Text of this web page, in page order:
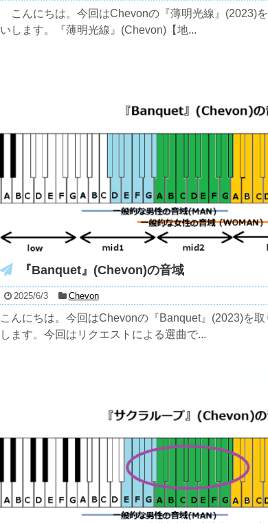
こんにちは。今回はChevonの『薄明光線』(2023)
いします。『薄明光線』(Chevon)【地...
『Banquet』(Chevon)の音域
2025/6/3 Chevon
こんにちは。今回はChevonの『Banquet』(2023)を
します。今回はリクエストによる選曲で...